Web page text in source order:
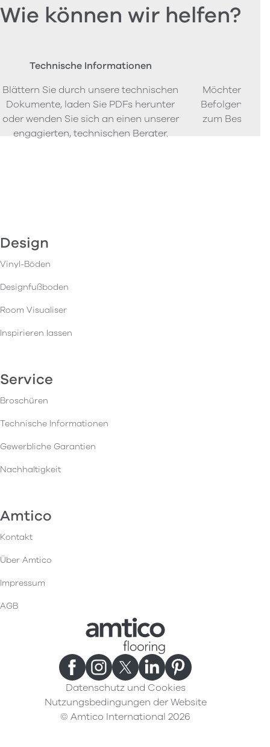
Wie können wir helfen?
Technische Informationen
Blättern Sie durch unsere technischen
Dokumente, laden Sie PDFs herunter
oder wenden Sie sich an einen unserer
engagierten, technischen Berater.
Möchten Sie
Befolgen Sie
zum
Design
Vinyl-Böden
Designfußboden
Room Visualiser
Inspirieren lassen
Service
Broschüren
Technische Informationen
Gewerbliche Garantien
Nachhaltigkeit
Amtico
Kontakt
Über Amtico
Impressum
AGB
Datenschutz und Cookies
Nutzungsbedingungen der Website
© Amtico International 2026